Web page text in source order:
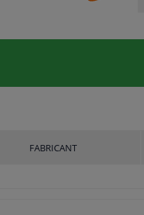
FABRICANT